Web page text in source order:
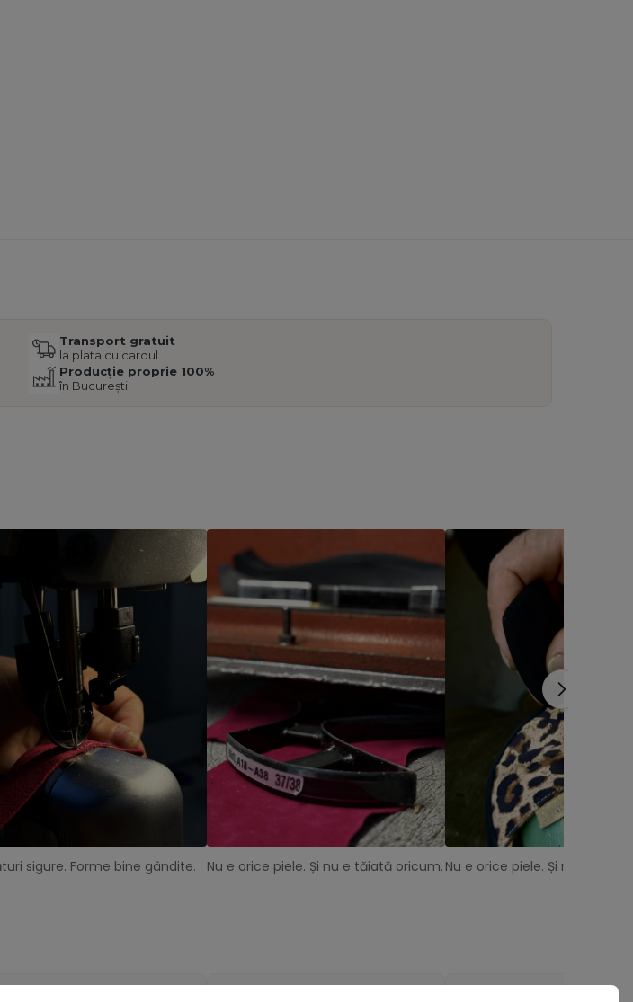
Transport gratuit
la plata cu cardul
Producție proprie 100%
în București
sigure. Forme bine gândite. Nu e orice piele. Și nu e tăiată oricum. Nu e orice piele. Și nu e